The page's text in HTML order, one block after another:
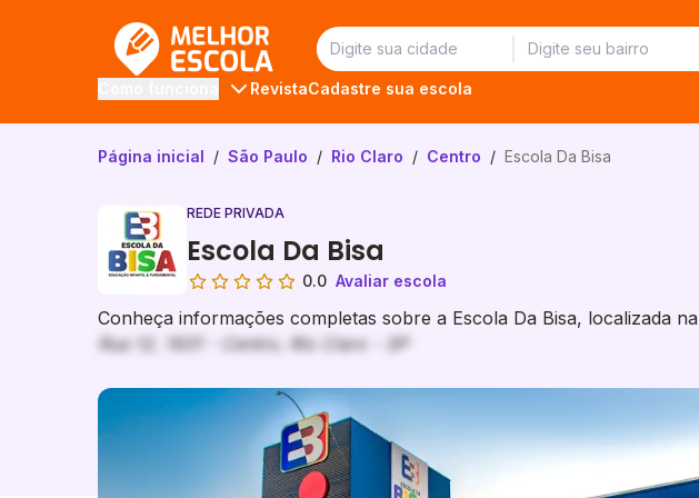
RevistaCadastre sua escola
Página inicial / São Paulo / Rio Claro / Centro / Escola Da Bisa
REDE PRIVADA
Escola Da Bisa
0.0 Avaliar escola
Conheça informações completas sobre a Escola Da Bisa, localizada na
Rua 12, 1931 - Centro, Rio Claro - SP
Galeria de imagem